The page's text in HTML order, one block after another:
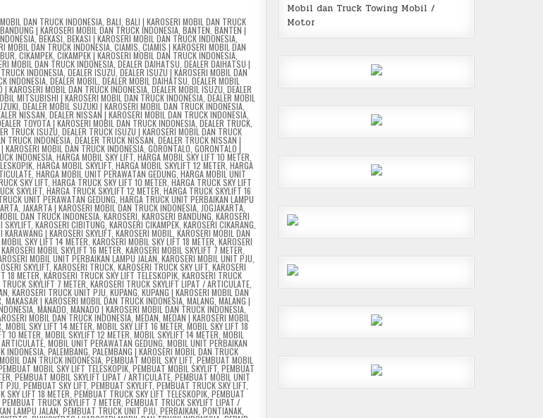
DAN TRUCK INDONESIA ,BALI ,BALI | KAROSERI MOBIL DAN TRUCK
,BANDUNG | KAROSERI MOBIL DAN TRUCK INDONESIA ,BANTEN ,BANTEN |
,BEKASI BEKASI | KAROSERI MOBIL DAN TRUCK INDONESIA,
MOBIL DAN TRUCK INDONESIA, CIAMIS CIAMIS | KAROSERI MOBIL DAN
CIKAMPEK, CIKAMPEK | KAROSERI MOBIL DAN TRUCK INDONESIA,
MOBIL DAN TRUCK INDONESIA ,DEALER DAIHATSU ,DEALER DAIHATSU |
INDONESIA ,DEALER ISUZU ,DEALER ISUZU | KAROSERI MOBIL DAN
INDONESIA, DEALER MOBIL DEALER MOBIL DAIHATSU DEALER MOBIL
| KAROSERI MOBIL DAN TRUCK INDONESIA ,DEALER MOBIL ISUZU ,DEALER
MITSUBISHI | KAROSERI MOBIL DAN TRUCK INDONESIA, DEALER MOBIL
,DEALER MOBIL SUZUKI | KAROSERI MOBIL DAN TRUCK INDONESIA
NISSAN DEALER NISSAN | KAROSERI MOBIL DAN TRUCK INDONESIA,
TOYOTA | KAROSERI MOBIL DAN TRUCK INDONESIA, DEALER TRUCK,
TRUCK ISUZU DEALER TRUCK ISUZU | KAROSERI MOBIL DAN TRUCK
TRUCK INDONESIA, DEALER TRUCK NISSAN DEALER TRUCK NISSAN |
KAROSERI MOBIL DAN TRUCK INDONESIA, GORONTALO GORONTALO |
INDONESIA ,HARGA MOBIL SKY LIFT ,HARGA MOBIL SKY LIFT 10 METER
, HARGA MOBIL SKYLIFT, HARGA MOBIL SKYLIFT 12 METER HARGA
,HARGA MOBIL UNIT PERAWATAN GEDUNG HARGA MOBIL UNIT
SKY LIFT ,HARGA TRUCK SKY LIFT 10 METER ,HARGA TRUCK SKY LIFT
SKYLIFT, HARGA TRUCK SKYLIFT 12 METER HARGA TRUCK SKYLIFT 16
UNIT PERAWATAN GEDUNG HARGA TRUCK UNIT PERBAIKAN LAMPU
, JAKARTA | KAROSERI MOBIL DAN TRUCK INDONESIA, JOGJAKARTA,
DAN TRUCK INDONESIA, KAROSERI KAROSERI BANDUNG KAROSERI
SKYLIFT ,KAROSERI CIBITUNG ,KAROSERI CIKAMPEK ,KAROSERI CIKARANG
KARAWANG | KAROSERI SKYLIFT, KAROSERI MOBIL KAROSERI MOBIL DAN
SKY LIFT 14 METER ,KAROSERI MOBIL SKY LIFT 18 METER ,KAROSERI
,KAROSERI MOBIL SKYLIFT 16 METER ,KAROSERI MOBIL SKYLIFT 7 METER
MOBIL UNIT PERBAIKAN LAMPU JALAN ,KAROSERI MOBIL UNIT PJU
SKYLIFT, KAROSERI TRUCK, KAROSERI TRUCK SKY LIFT, KAROSERI
18 METER KAROSERI TRUCK SKY LIFT TELESKOPIK, KAROSERI TRUCK
SKYLIFT 7 METER KAROSERI TRUCK SKYLIFT LIPAT / ARTICULATE,
,KAROSERI TRUCK UNIT PJU ,KUPANG ,KUPANG | KAROSERI MOBIL DAN
MAKASAR | KAROSERI MOBIL DAN TRUCK INDONESIA, MALANG MALANG |
, MANADO MANADO | KAROSERI MOBIL DAN TRUCK INDONESIA,
MOBIL DAN TRUCK INDONESIA ,MEDAN ,MEDAN | KAROSERI MOBIL
MOBIL SKY LIFT 14 METER MOBIL SKY LIFT 16 METER MOBIL SKY LIFT 18
10 METER MOBIL SKYLIFT 12 METER MOBIL SKYLIFT 14 METER MOBIL
,MOBIL UNIT PERAWATAN GEDUNG ,MOBIL UNIT PERBAIKAN
INDONESIA,PALEMBANG ,PALEMBANG | KAROSERI MOBIL DAN TRUCK
DAN TRUCK INDONESIA, PEMBUAT MOBIL SKY LIFT, PEMBUAT MOBIL
MOBIL SKY LIFT TELESKOPIK, PEMBUAT MOBIL SKYLIFT, PEMBUAT
,PEMBUAT MOBIL SKYLIFT LIPAT / ARTICULATE ,PEMBUAT MOBIL UNIT
PJU PEMBUAT SKY LIFT, PEMBUAT SKYLIFT, PEMBUAT TRUCK SKY LIFT,
SKY LIFT 18 METER ,PEMBUAT TRUCK SKY LIFT TELESKOPIK ,PEMBUAT
,PEMBUAT TRUCK SKYLIFT 7 METER ,PEMBUAT TRUCK SKYLIFT LIPAT /
LAMPU JALAN PEMBUAT TRUCK UNIT PJU PERBAIKAN PONTIANAK,
Mobil dan Truck Towing Mobil /
Motor